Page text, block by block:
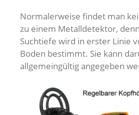
Normalerweise findet man
zu einem Metalldetektor,
Suchtiefe wird in erster Linie
Boden bestimmt. Sie kann
allgemeingültig angegeben